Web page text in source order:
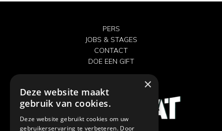
PERS
JOBS & STAGES
CONTACT
DOE EEN GIFT
×
Deze website maakt
gebruik van cookies.
Deze website gebruikt cookies om uw
gebruikerservaring te verbeteren. Door